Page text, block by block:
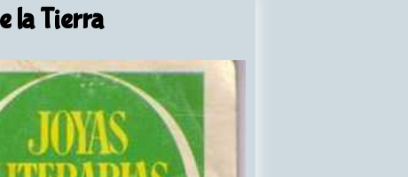
la Tierra